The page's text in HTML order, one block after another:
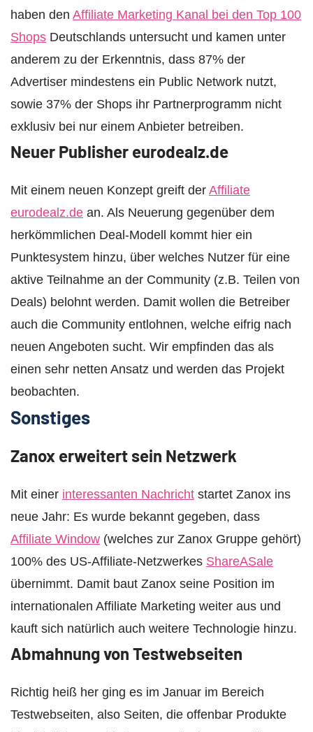
haben den Affiliate Marketing Kanal bei den Top 100
Shops Deutschlands untersucht und kamen unter
anderem zu der Erkenntnis, dass 87% der
Advertiser mindestens ein Public Network nutzt,
sowie 37% der Shops ihr Partnerprogramm nicht
exklusiv bei nur einem Anbieter betreiben.
Neuer Publisher eurodealz.de
Mit einem neuen Konzept greift der Affiliate
eurodealz.de an. Als Neuerung gegenüber dem
herkömmlichen Deal-Modell kommt hier ein
Punktesystem hinzu, über welches Nutzer für eine
aktive Teilnahme an der Community (z.B. Teilen von
Deals) belohnt werden. Damit wollen die Betreiber
auch die Community entlohnen, welche eifrig nach
neuen Angeboten sucht. Wir empfinden das als
einen sehr netten Ansatz und werden das Projekt
beobachten.
Sonstiges
Zanox erweitert sein Netzwerk
Mit einer interessanten Nachricht startet Zanox ins
neue Jahr: Es wurde bekannt gegeben, dass
Affiliate Window (welches zur Zanox Gruppe gehört)
100% des US-Affiliate-Netzwerkes ShareASale
übernimmt. Damit baut Zanox seine Position im
internationalen Affiliate Marketing weiter aus und
kauft sich natürlich auch weitere Technologie hinzu.
Abmahnung von Testwebseiten
Richtig heiß her ging es im Januar im Bereich
Testwebseiten, also Seiten, die offenbar Produkte